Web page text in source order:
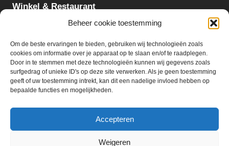
Beheer cookie toestemming
Om de beste ervaringen te bieden, gebruiken wij technologieën zoals
cookies om informatie over je apparaat op te slaan en/of te raadplegen.
Door in te stemmen met deze technologieën kunnen wij gegevens zoals
surfgedrag of unieke ID's op deze site verwerken. Als je geen toestemming
geeft of uw toestemming intrekt, kan dit een nadelige invloed hebben op
bepaalde functies en mogelijkheden.
Accepteren
Weigeren
Winkel & Restaurant
Maandag - Zondag
Slijterij:
Maandag - Zaterdag
09:00 - 18:00